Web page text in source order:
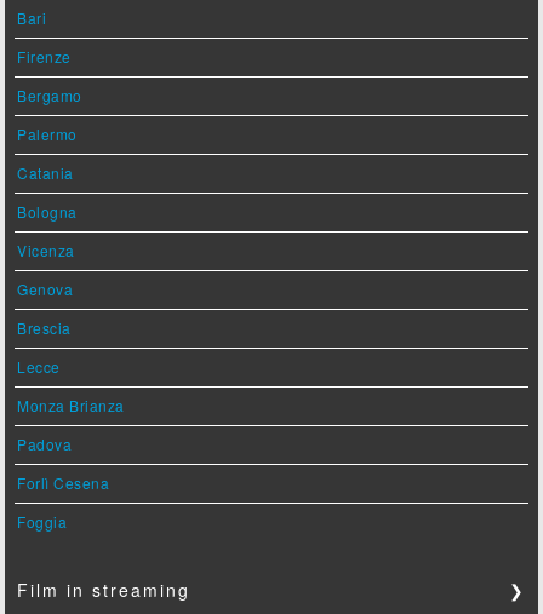
Bari
Firenze
Bergamo
Palermo
Catania
Bologna
Vicenza
Genova
Brescia
Lecce
Monza Brianza
Padova
Forlì Cesena
Foggia
Film in streaming ❯